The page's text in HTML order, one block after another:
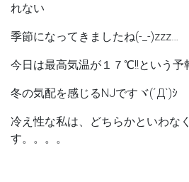
れない
季節になってきましたね(-_-)zzz…
今日は最高気温が１７℃!!という予
冬の気配を感じるNJですヾ(´Д`)ｼ
冷え性な私は、どちらかといわな
す。。。。